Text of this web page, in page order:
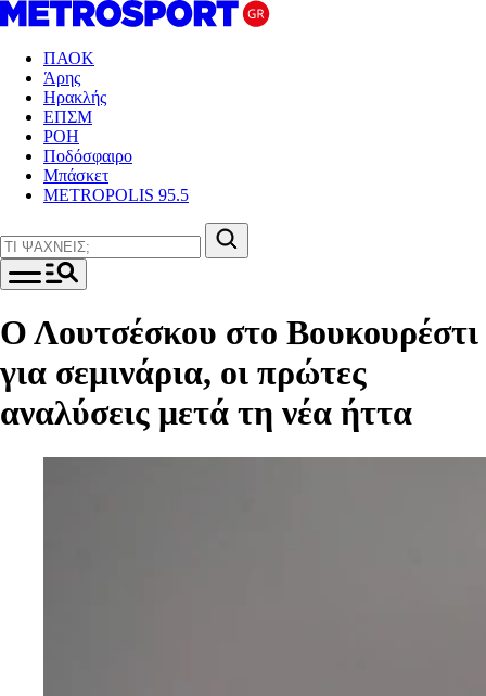
ΠΑΟΚ
Άρης
Ηρακλής
ΕΠΣΜ
ΡΟΗ
Ποδόσφαιρο
Μπάσκετ
METROPOLIS 95.5
Ο Λουτσέσκου στο Βουκουρέστι
για σεμινάρια, οι πρώτες
αναλύσεις μετά τη νέα ήττα